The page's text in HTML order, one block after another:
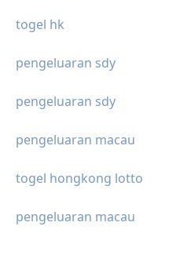
togel hk
pengeluaran sdy
pengeluaran sdy
pengeluaran macau
togel hongkong lotto
pengeluaran macau